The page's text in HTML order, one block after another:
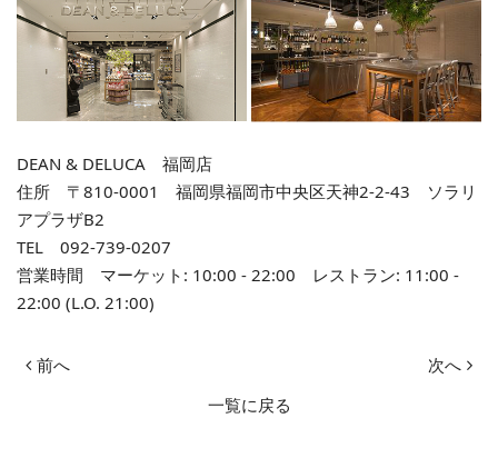
DEAN & DELUCA 福岡店
住所 〒810-0001 福岡県福岡市中央区天神2-2-43 ソラリ
アプラザB2
TEL 092-739-0207
営業時間 マーケット: 10:00 - 22:00 レストラン: 11:00 -
22:00 (L.O. 21:00)
次へ
前へ
一覧に戻る